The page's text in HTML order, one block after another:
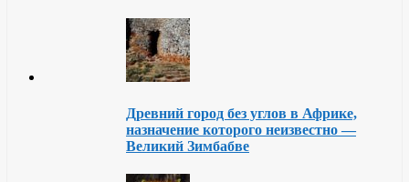
Древний город без углов в Африке,
назначение которого неизвестно —
Великий Зимбабве